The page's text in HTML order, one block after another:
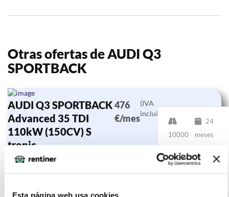
Esta página web usa cookies
Otras ofertas de AUDI Q3
SPORTBACK
AUDI Q3 SPORTBACK
Advanced 35 TDI
110kW (150CV) S
tronic
476
€/mes
(IVA
incluido)
10000
24
meses
CV